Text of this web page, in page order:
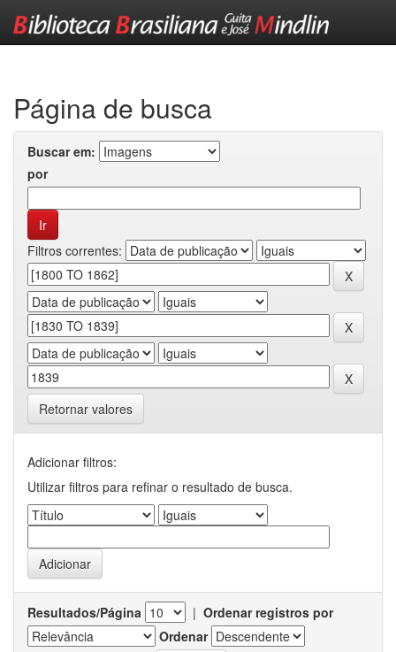
Página de busca
Buscar em:
por
Filtros correntes:
Retornar valores
Adicionar filtros:
Utilizar filtros para refinar o resultado de busca.
Resultados/Página | Ordenar registros por
Ordenar